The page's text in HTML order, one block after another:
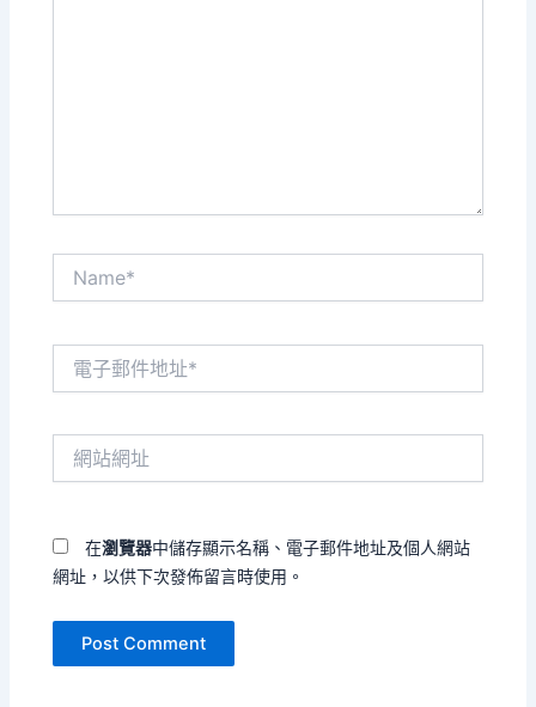
在瀏覽器中儲存顯示名稱、電子郵件地址及個人網站
網址，以供下次發佈留言時使用。